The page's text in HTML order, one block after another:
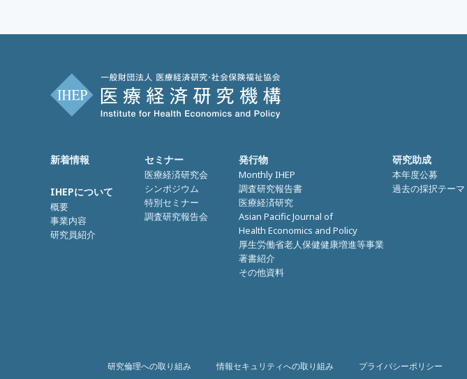
新着情報
IHEPについて
概要
事業内容
研究員紹介
セミナー
医療経済研究会
シンポジウム
特別セミナー
調査研究報告会
発行物
Monthly IHEP
調査研究報告書
医療経済研究
Asian Pacific Journal of
Health Economics and Policy
厚生労働省老人保健健康増進等事業
著書紹介
その他資料
研究助成
本年度公募
過去の採択テーマ
研究倫理への取り組み 情報セキュリティへの取り組み プライバシーポリシー